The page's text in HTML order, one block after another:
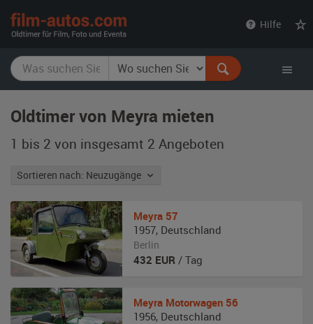
Hilfe
Oldtimer von Meyra mieten
1 bis 2 von insgesamt 2 Angeboten
Sortieren nach: Neuzugänge
Meyra 57
1957, Deutschland
Berlin
432 EUR / Tag
Meyra Motorwagen 56
1956, Deutschland